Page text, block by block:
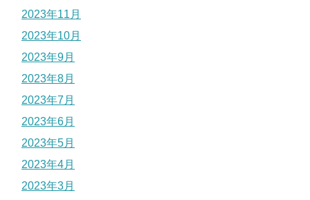
2023年11月
2023年10月
2023年9月
2023年8月
2023年7月
2023年6月
2023年5月
2023年4月
2023年3月